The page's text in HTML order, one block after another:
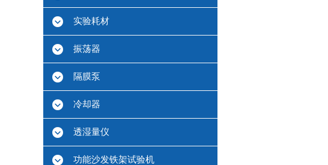
实验耗材
振荡器
隔膜泵
冷却器
透湿量仪
功能沙发铁架试验机